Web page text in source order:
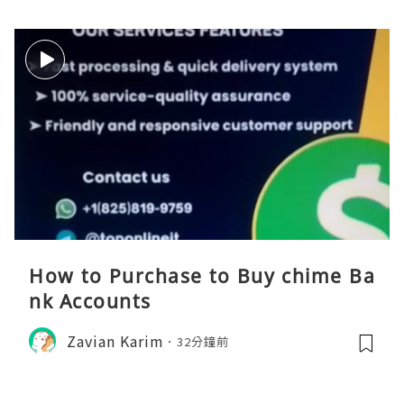
How to Purchase to Buy chime Ba
nk Accounts
Zavian Karim 32分鐘前